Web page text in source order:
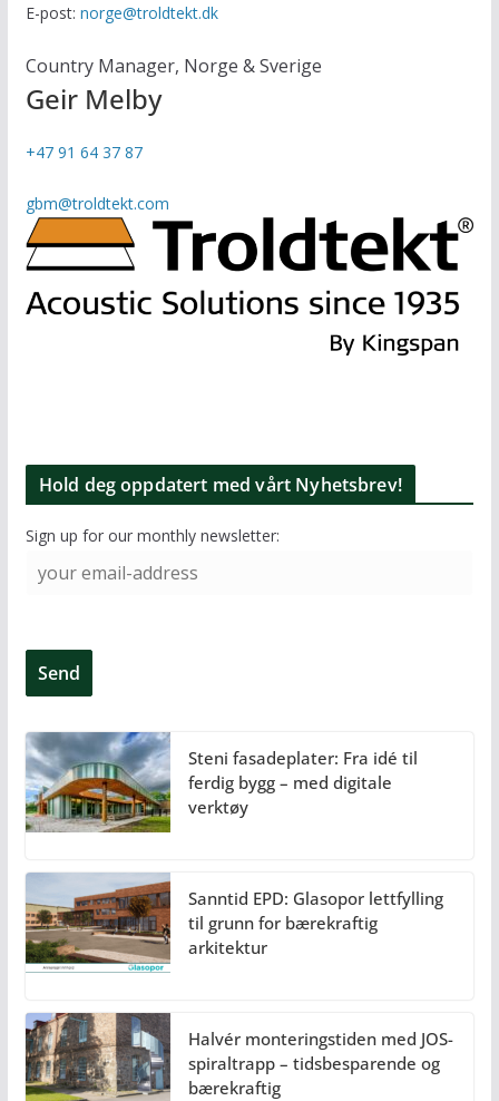
E-post: norge@troldtekt.dk
Country Manager, Norge & Sverige
Geir Melby
+47 91 64 37 87
gbm@troldtekt.com
Hold deg oppdatert med vårt Nyhetsbrev!
Sign up for our monthly newsletter:
Steni fasadeplater: Fra idé til
ferdig bygg – med digitale
verktøy
Sanntid EPD: Glasopor lettfylling
til grunn for bærekraftig
arkitektur
Halvér monteringstiden med JOS-
spiraltrapp – tidsbesparende og
bærekraftig